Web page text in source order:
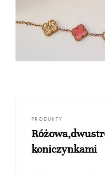
PRODUKTY
koniczynkami